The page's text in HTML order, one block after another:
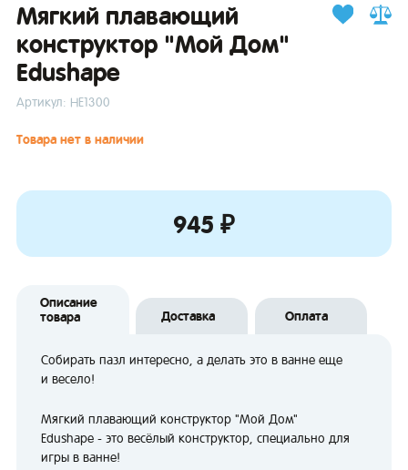
Мягкий плавающий
конструктор "Мой Дом"
Edushape
Артикул: НЕ1300
Товара нет в наличии
945 ₽
Описание
товара
Доставка Оплата
Собирать пазл интересно, а делать это в ванне еще
и весело!
Мягкий плавающий конструктор "Мой Дом"
Edushape - это весёлый конструктор, специально для
игры в ванне!